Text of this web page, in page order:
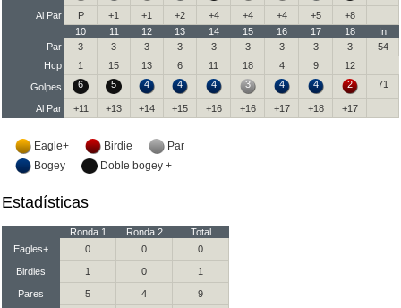
Al Par P +1 +1 +2 +4 +4 +4 +5
+8
10
11 12 13 14 15 16 17 18
In
Par
3 3 3 3 3 3 3 3 3
54
Hcp
1 15 13 6 11 18 4 9
12
Golpes
6 5 4 4 4 3 4 4 2 71
Al Par +11 +13 +14 +15 +16 +16 +17 +18 +17
Eagle+ Birdie
Par
Bogey
Doble bogey +
Estadísticas
Ronda 1 Ronda 2
Total
Eagles+
0 0 0
Birdies 1 0 1
Pares 5 4 9